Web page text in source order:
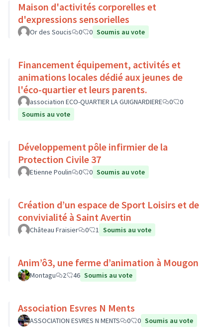
Maison d'activités corporelles et
d'expressions sensorielles
Or des Soucis 0 0 Soumis au vote
Financement équipement, activités et
animations locales dédié aux jeunes de
l'éco-quartier et leurs parents.
association ECO-QUARTIER LA GUIGNARDIERE 0
0
Soumis au vote
Développement pôle infirmier de la
Protection Civile 37
Etienne Poulin 0 0 Soumis au vote
Création d’un espace de Sport Loisirs et de
convivialité à Saint Avertin
Château Fraisier 0 1 Soumis au vote
Anim’ô3, une ferme d’animation à Mougon
Montagu 2 46 Soumis au vote
Association Esvres N Ments
ASSOCIATION ESVRES N MENTS 0 0 Soumis au vote